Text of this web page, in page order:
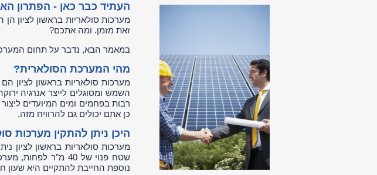
העתיד כבר כאן - הפתרון
מערכות סולאריות בראשון לציון
זאת מזמן. ומה אתכם?
במאמר הבא, נדבר על תחום
מהי המערכת הסולארית?
מערכות סולאריות בראשון לציון
השמש ומסוגלים לייצר אנרגיה
רבות בפחמים ומים המיועדים
כן אתם יכולים גם להרוויח מזה.
היכן ניתן להתקין מערכות
מערכות סולאריות בראשון לציון
נוספת החייבת להתקיים היא שעון חשמל של 80 אמפר לפחות